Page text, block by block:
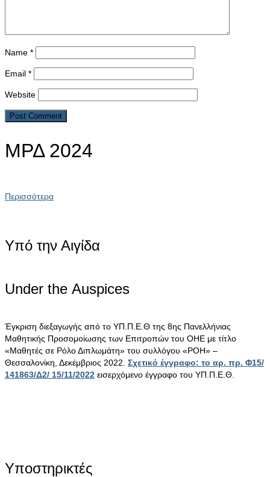
Name *
Email *
Website
ΜΡΔ 2024
Περισσότερα
Υπό την Αιγίδα
Under the Αuspices
Έγκριση διεξαγωγής από το ΥΠ.Π.Ε.Θ της 8ης Πανελλήνιας
Μαθητικής Προσομοίωσης των Επιτροπών του ΟΗΕ με τίτλο
«Μαθητές σε Ρόλο Διπλωμάτη» του συλλόγου «ΡΟΗ» –
Θεσσαλονίκη, Δεκέμβριος 2022. Σχετικό έγγραφο: το αρ. πρ. Φ15/
141863/Δ2/ 15/11/2022 εισερχόμενο έγγραφο του ΥΠ.Π.Ε.Θ.
Υποστηρικτές